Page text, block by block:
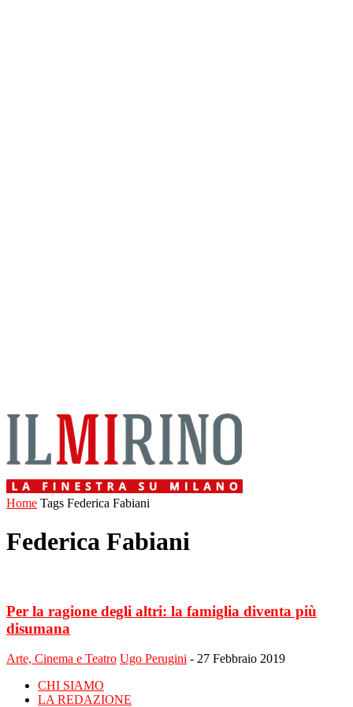
Home Tags Federica Fabiani
Federica Fabiani
Per la ragione degli altri: la famiglia diventa più
disumana
Arte, Cinema e Teatro Ugo Perugini - 27 Febbraio 2019
CHI SIAMO
LA REDAZIONE